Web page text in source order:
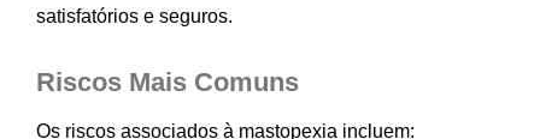
satisfatórios e seguros.
Riscos Mais Comuns
Os riscos associados à mastopexia incluem: